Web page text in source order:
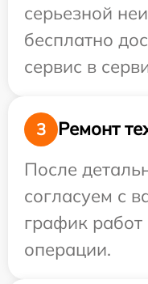
серьезной
бесплатно
сервис в
3
Ремонт
После
согласуем с
график
операции.